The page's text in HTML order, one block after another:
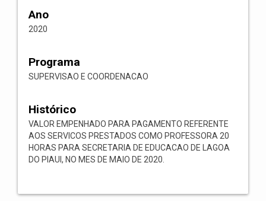
Ano
2020
Programa
SUPERVISAO E COORDENACAO
Histórico
VALOR EMPENHADO PARA PAGAMENTO REFERENTE
AOS SERVICOS PRESTADOS COMO PROFESSORA 20
HORAS PARA SECRETARIA DE EDUCACAO DE LAGOA
DO PIAUI, NO MES DE MAIO DE 2020.